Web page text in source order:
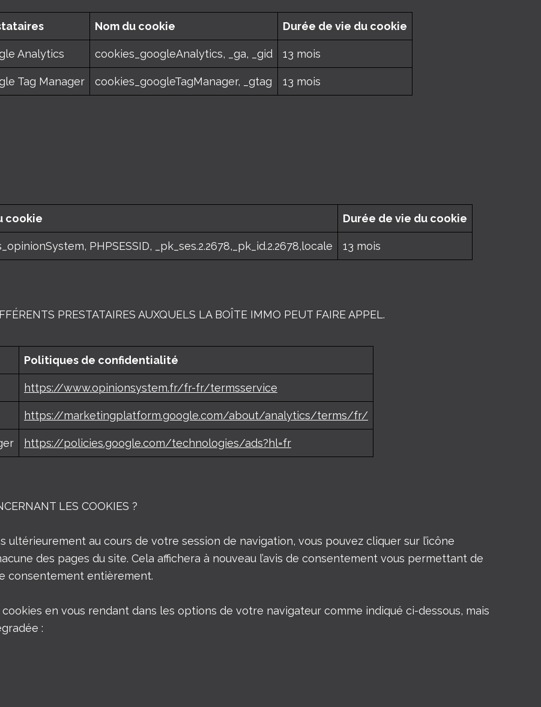
Nom du cookie Durée de vie du cookie
Analytics cookies_googleAnalytics, _ga, _gid 13 mois
Tag Manager cookies_googleTagManager, _gtag 13 mois
cookie Durée de vie du cookie
PHPSESSID, _pk_ses.2.2678,_pk_id.2.2678,locale 13 mois
PRESTATAIRES AUXQUELS LA BOÎTE IMMO PEUT FAIRE APPEL.
Politiques de confidentialité
https://www.opinionsystem.fr/fr-fr/termsservice
https://marketingplatform.google.com/about/analytics/terms/fr/
https://policies.google.com/technologies/ads?hl=fr
LES COOKIES ?
au cours de votre session de navigation, vous pouvez cliquer sur l’icône
des pages du site. Cela affichera à nouveau l’avis de consentement vous permettant de
consentement entièrement.
en vous rendant dans les options de votre navigateur comme indiqué ci-dessous, mais
: